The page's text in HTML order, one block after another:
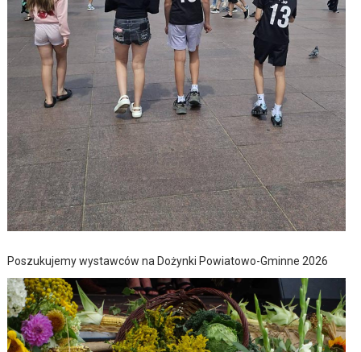
Poszukujemy wystawców na Dożynki Powiatowo-Gminne 2026